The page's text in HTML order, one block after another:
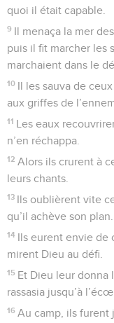
quoi il était capable.
9 Il menaça la mer
puis il fit marcher les
marchaient dans le
10 Il les sauva de
aux griffes de
11 Les eaux
n’en réchappa.
12 Alors ils crurent à
leurs chants.
13 Ils oublièrent vite
qu’il achève son plan.
14 Ils eurent envie de
mirent Dieu au défi.
15 Et Dieu leur donna
rassasia jusqu’à
16 Au camp, ils furent